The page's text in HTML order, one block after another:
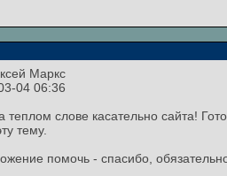
Маркс
04 06:36
теплом слове касательно сайта!
тему.
помочь - спасибо,